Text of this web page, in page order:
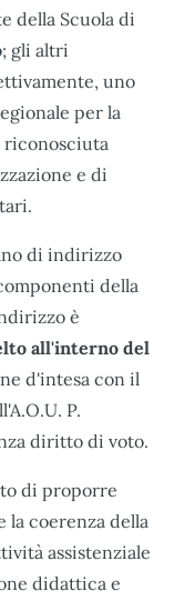
della Scuola di
gli altri
uno
per la
riconosciuta
e di
di indirizzo
della
è
all'interno del
d'intesa con il
P.
diritto di voto.
di proporre
coerenza della
assistenziale
didattica e